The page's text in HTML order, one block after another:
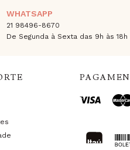
WHATSAPP
21 98496-8670
De Segunda à Sexta das 9h às 18h